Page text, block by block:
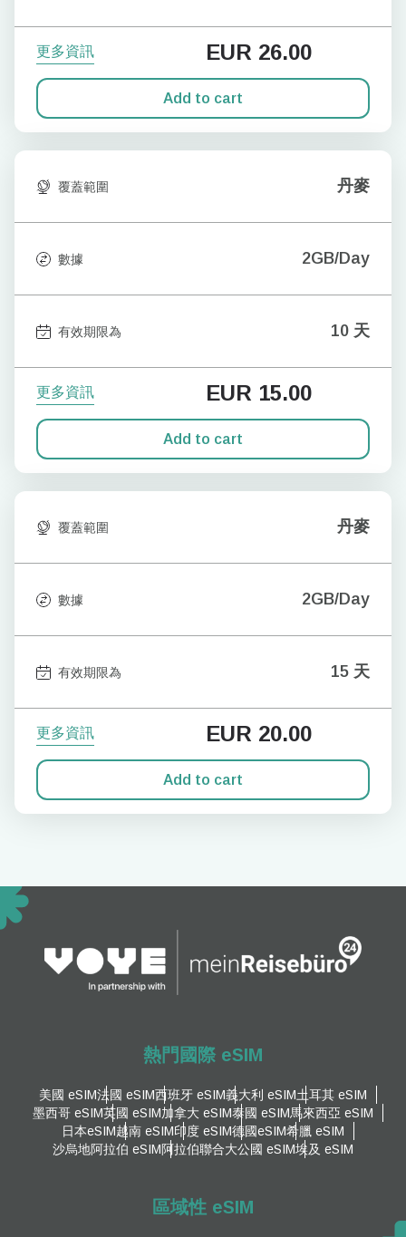
更多資訊 EUR 26.00
Add to cart
覆蓋範圍 丹麥
數據 2GB/Day
有效期限為 10 天
更多資訊 EUR 15.00
Add to cart
覆蓋範圍 丹麥
數據 2GB/Day
有效期限為 15 天
更多資訊 EUR 20.00
Add to cart
熱門國際 eSIM
美國 eSIM法國 eSIM西班牙 eSIM義大利 eSIM土耳其 eSIM
墨西哥 eSIM英國 eSIM加拿大 eSIM泰國 eSIM馬來西亞 eSIM
日本eSIM越南 eSIM印度 eSIM德國eSIM希臘 eSIM
沙烏地阿拉伯 eSIM阿拉伯聯合大公國 eSIM埃及 eSIM
區域性 eSIM